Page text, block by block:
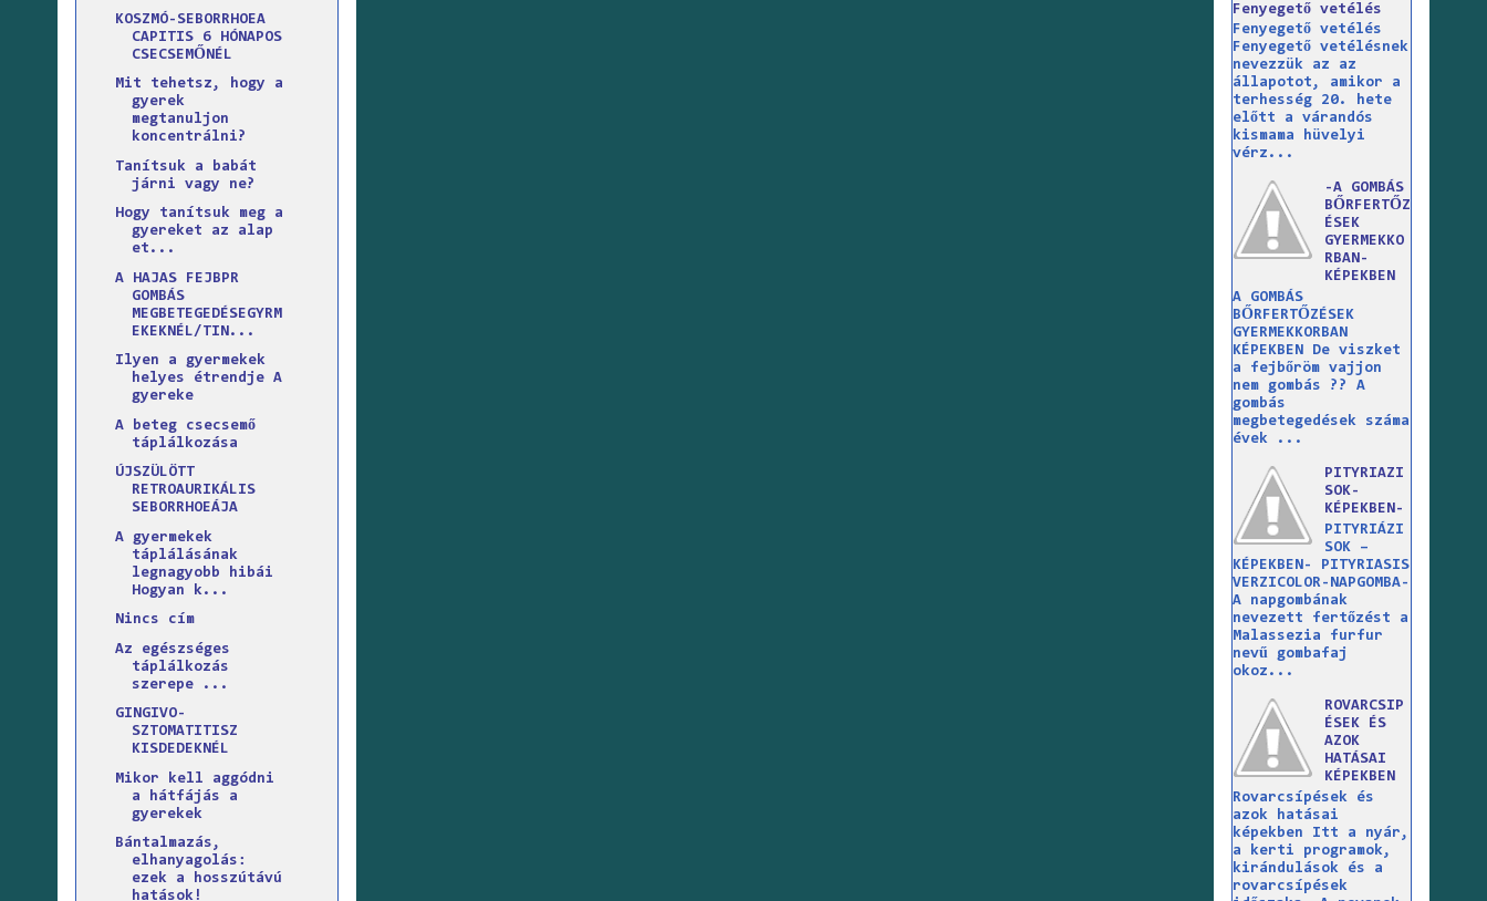
KOSZMÓ-SEBORRHOEA
CAPITIS 6 HÓNAPOS
CSECSEMŐNÉL
Mit tehetsz, hogy a
gyerek
megtanuljon
koncentrálni?
Tanítsuk a babát
járni vagy ne?
Hogy tanítsuk meg a
gyereket az alap
et...
A HAJAS FEJBPR
GOMBÁS
MEGBETEGEDÉSEGYRM
EKEKNÉL/TIN...
Ilyen a gyermekek
helyes étrendje A
gyereke
A beteg csecsemő
táplálkozása
ÚJSZÜLÖTT
RETROAURIKÁLIS
SEBORRHOEÁJA
A gyermekek
táplálásának
legnagyobb hibái
Hogyan k...
Nincs cím
Az egészséges
táplálkozás
szerepe ...
GINGIVO-
SZTOMATITISZ
KISDEDEKNÉL
Mikor kell aggódni
a hátfájás a
gyerekek
Bántalmazás,
elhanyagolás:
ezek a hosszútávú
hatások!
Fenyegető vetélés
Fenyegető vetélés
Fenyegető vetélésnek
nevezzük az az
állapotot, amikor a
terhesség 20. hete
előtt a várandós
kismama hüvelyi
vérz...
-A GOMBÁS
BŐRFERTŐZ
ÉSEK
GYERMEKKO
RBAN-
KÉPEKBEN
A GOMBÁS
BŐRFERTŐZÉSEK
GYERMEKKORBAN
KÉPEKBEN De viszket
a fejbőröm vajjon
nem gombás ?? A
gombás
megbetegedések száma
évek ...
PITYRIAZI
SOK-
KÉPEKBEN-
PITYRIÁZI
SOK –
KÉPEKBEN- PITYRIASIS
VERZICOLOR-NAPGOMBA-
A napgombának
nevezett fertőzést a
Malassezia furfur
nevű gombafaj
okoz...
ROVARCSIP
ÉSEK ÉS
AZOK
HATÁSAI
KÉPEKBEN
Rovarcsípések és
azok hatásai
képekben Itt a nyár,
a kerti programok,
kirándulások és a
rovarcsípések